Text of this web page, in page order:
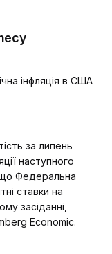
інфляція в США
за липень
наступного
Федеральна
ставки на
засіданні,
Economic.